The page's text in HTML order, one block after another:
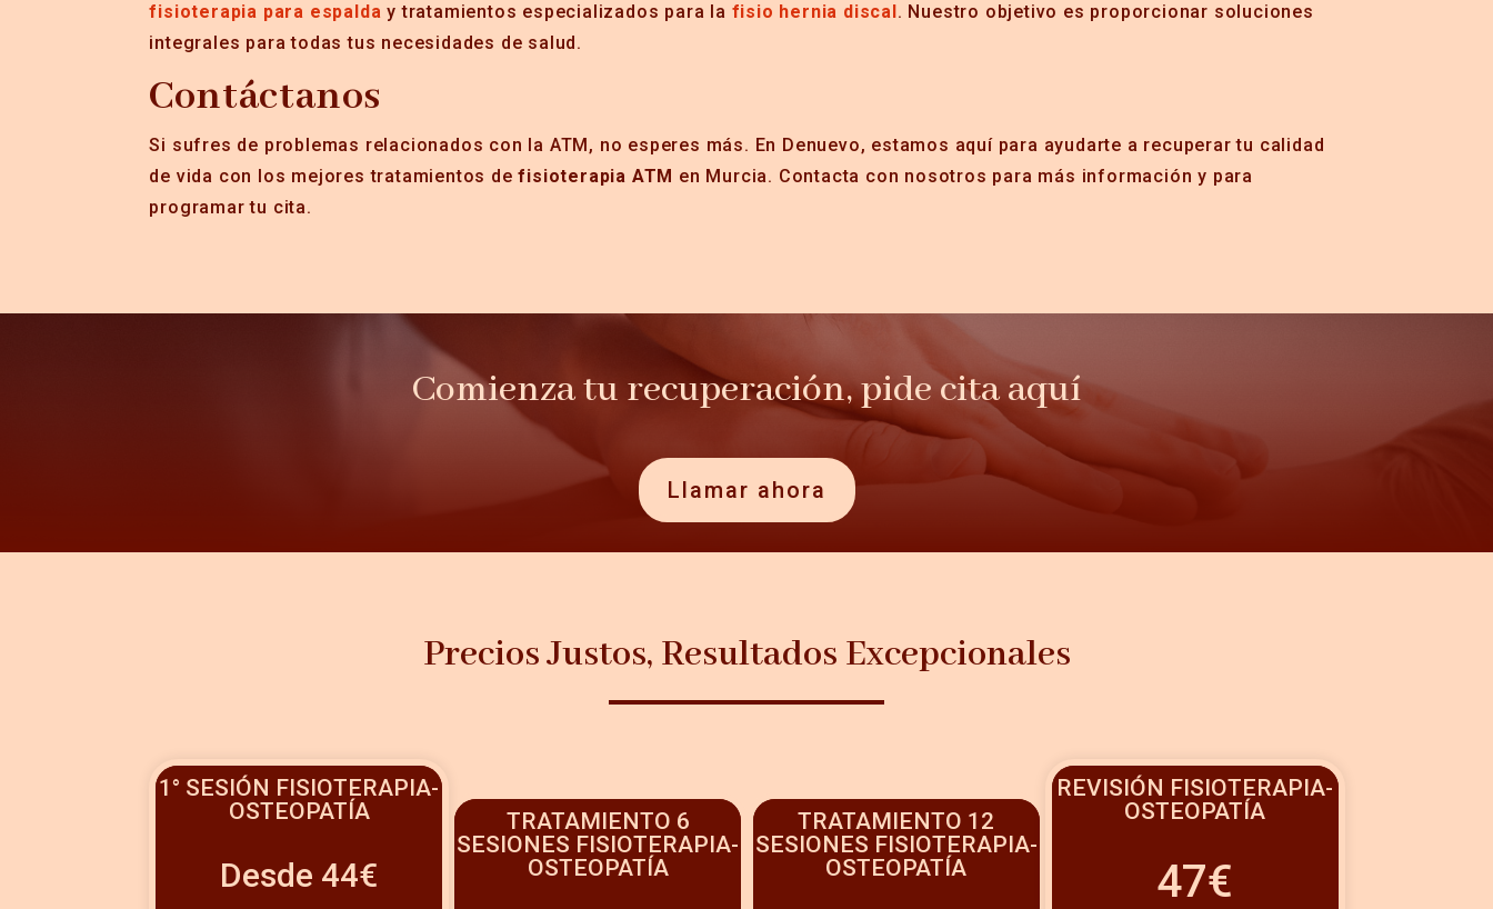
fisioterapia para espalda y tratamientos especializados para la fisio hernia discal. Nuestro objetivo es proporcionar soluciones
integrales para todas tus necesidades de salud.
Contáctanos
Si sufres de problemas relacionados con la ATM, no esperes más. En Denuevo, estamos aquí para ayudarte a recuperar tu calidad
de vida con los mejores tratamientos defisioterapia ATM en Murcia. Contacta con nosotros para más información y para
programar tu cita.
Comienza tu recuperación, pide cita aquí
Llamar ahora
Precios Justos, Resultados Excepcionales
1° SESIÓN FISIOTERAPIA-
OSTEOPATÍA
Desde 44€
TRATAMIENTO 6
SESIONES FISIOTERAPIA-
OSTEOPATÍA
TRATAMIENTO 12
SESIONES FISIOTERAPIA-
OSTEOPATÍA
REVISIÓN FISIOTERAPIA-
OSTEOPATÍA
47€